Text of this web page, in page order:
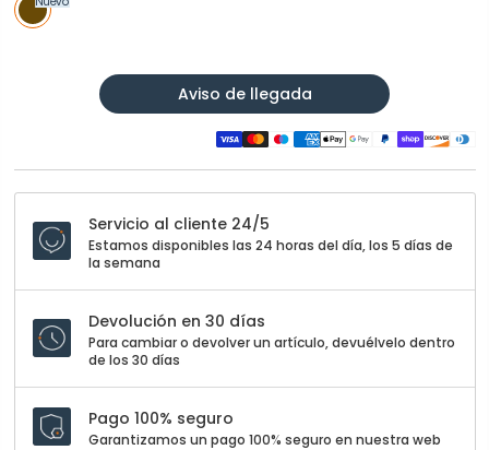
Aviso de llegada
Servicio al cliente 24/5
Estamos disponibles las 24 horas del día, los 5 días de
la semana
Devolución en 30 días
Para cambiar o devolver un artículo, devuélvelo dentro
de los 30 días
Pago 100% seguro
Garantizamos un pago 100% seguro en nuestra web